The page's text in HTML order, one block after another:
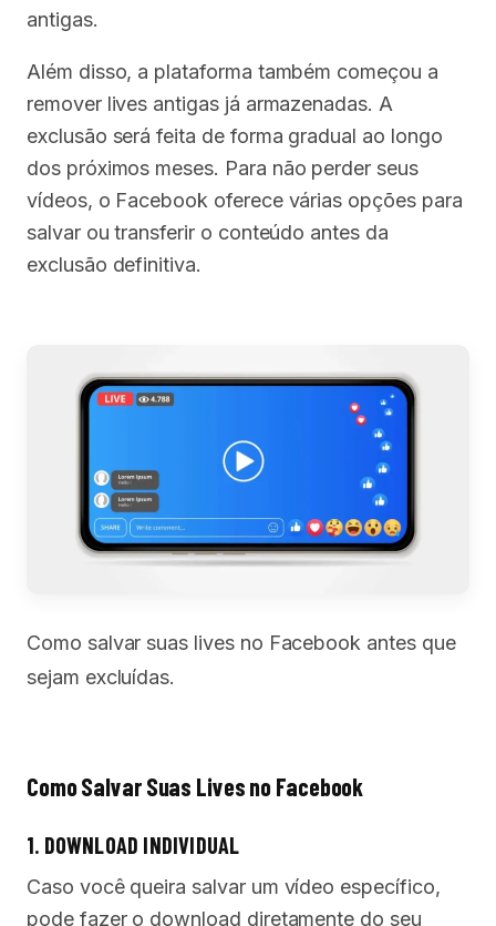
antigas.
Além disso, a plataforma também começou a
remover lives antigas já armazenadas. A
exclusão será feita de forma gradual ao longo
dos próximos meses. Para não perder seus
vídeos, o Facebook oferece várias opções para
salvar ou transferir o conteúdo antes da
exclusão definitiva.
Como salvar suas lives no Facebook antes que
sejam excluídas.
Como Salvar Suas Lives no Facebook
1. DOWNLOAD INDIVIDUAL
Caso você queira salvar um vídeo específico,
pode fazer o download diretamente do seu